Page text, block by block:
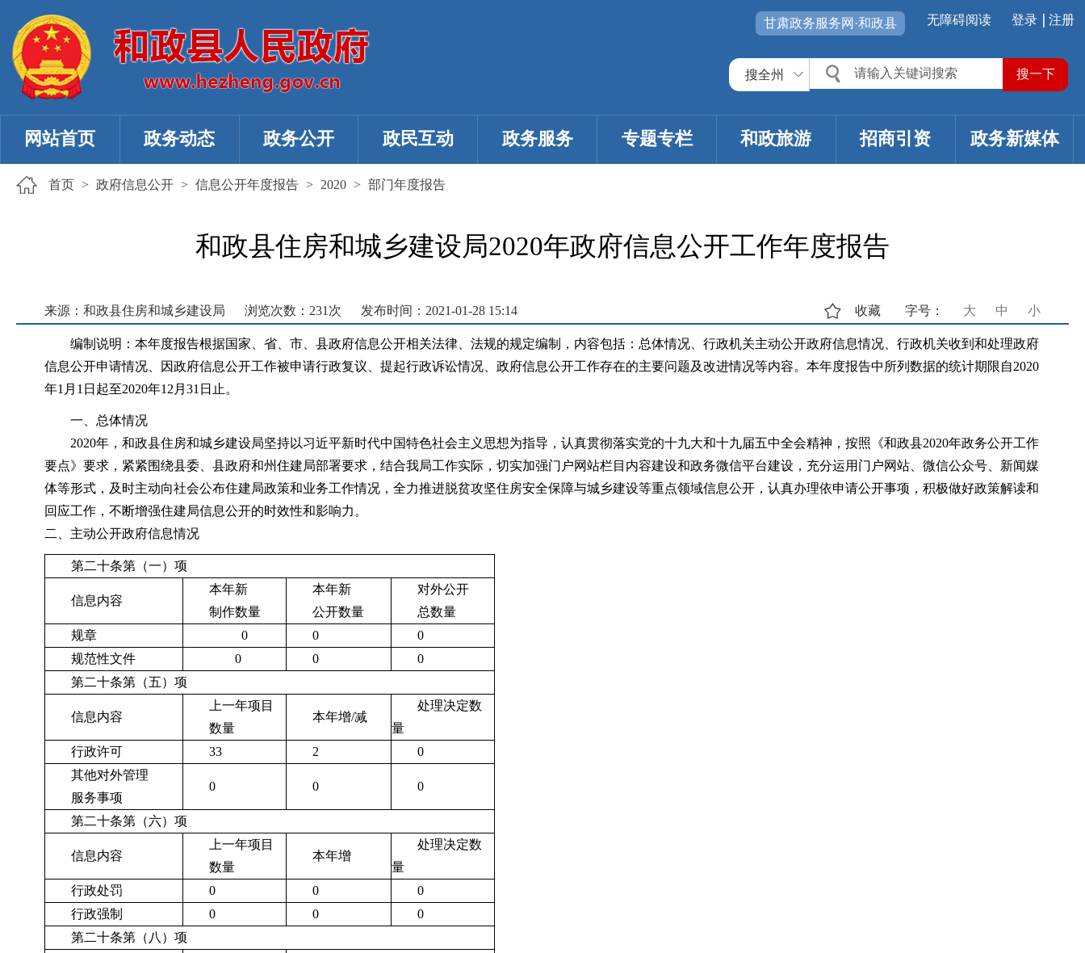
登录 注册
无障碍阅读
甘肃政务服务网·和政县
搜全州
网站首页 政务动态 政务公开 政民互动 政务服务 专题专栏 和政旅游 招商引资 政务新媒体
首页 > 政府信息公开 > 信息公开年度报告 > 2020 > 部门年度报告
和政县住房和城乡建设局2020年政府信息公开工作年度报告
来源：和政县住房和城乡建设局 浏览次数： 231 次 发布时间：2021-01-28 15:14 字号： 大 中 小
收藏
编制说明：本年度报告根据国家、省、市、县政府信息公开相关法律、法规的规定编制，内容包括：总体情况、行政机关主动公开政府信息情况、行政机关收到和处理政府
信息公开申请情况、因政府信息公开工作被申请行政复议、提起行政诉讼情况、政府信息公开工作存在的主要问题及改进情况等内容。本年度报告中所列数据的统计期限自2020
年1月1日起至2020年12月31日止。
一、总体情况
2020年，和政县住房和城乡建设局坚持以习近平新时代中国特色社会主义思想为指导，认真贯彻落实党的十九大和十九届五中全会精神，按照《和政县2020年政务公开工作
要点》要求，紧紧围绕县委、县政府和州住建局部署要求，结合我局工作实际，切实加强门户网站栏目内容建设和政务微信平台建设，充分运用门户网站、微信公众号、新闻媒
体等形式，及时主动向社会公布住建局政策和业务工作情况，全力推进脱贫攻坚住房安全保障与城乡建设等重点领域信息公开，认真办理依申请公开事项，积极做好政策解读和
回应工作，不断增强住建局信息公开的时效性和影响力。
二、主动公开政府信息情况
第二十条第（一）项
信息内容
本年新
制作数量
本年新
公开数量
对外公开
总数量
规章
0 0
0
规范性文件
0 0
0
第二十条第（五）项
信息内容
上一年项目
数量
本年增/减
处理决定数
量
行政许可
33 2
0
其他对外管理
服务事项
0 0 0
第二十条第（六）项
信息内容
上一年项目
数量
本年增
处理决定数
量
行政处罚
0 0
0
行政强制
0 0
0
第二十条第（八）项